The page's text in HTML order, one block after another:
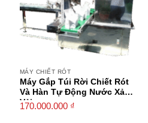
MÁY CHIẾT RÓT
Máy Gắp Túi Rời Chiết Rót
Và Hàn Tự Động Nước Xả
Vải
170.000.000 ₫